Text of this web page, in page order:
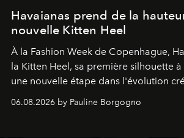
Havaianas prend de la
nouvelle Kitten Heel
À la Fashion Week de Copenhague,
la Kitten Heel, sa première silhouette
une nouvelle étape dans l'évolution
06.08.2026 by Pauline Borgogno